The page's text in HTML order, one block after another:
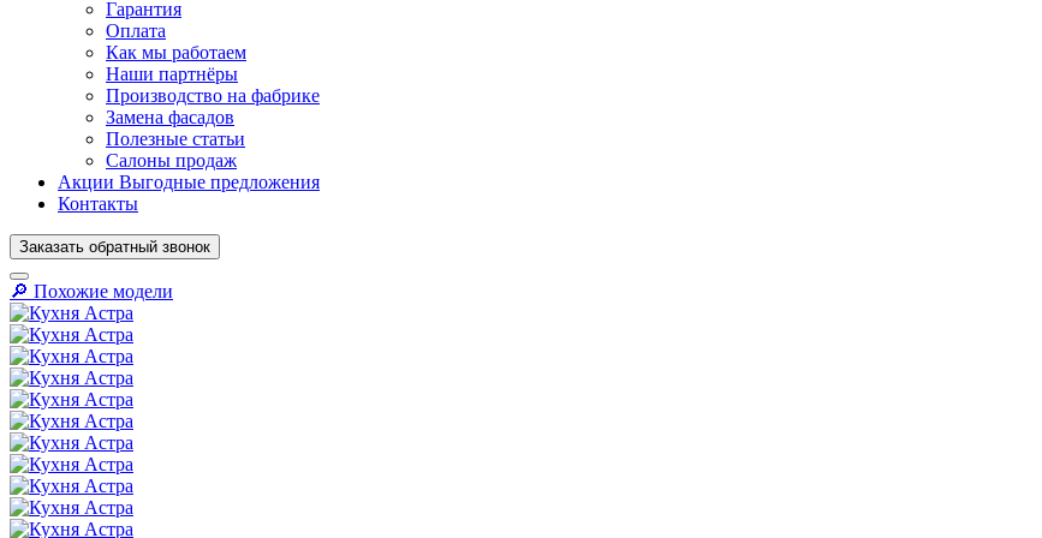
Гарантия
Оплата
Как мы работаем
Наши партнёры
Производство на фабрике
Замена фасадов
Полезные статьи
Салоны продаж
Акции Выгодные предложения
Контакты
Заказать обратный звонок
🔎︎ Похожие модели